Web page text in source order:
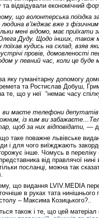
та відвідували економічний
що волонтерська поїздка
людина в’їжджає вже з
мені відомо, має приїхати
Дуду. Щодо інших, також
поїхав кудись на склад, взяв
провів, домовленості
у певний час, коли це буде
яку гуманітарну допомогу
та Ростислав Добуш,
те, що у неї “немає часу
маєте телефони
із ким ви
щоб за них відповідати, —
таке поважне львівське
і для чого виїжджають
інше. Чомусь в переліку
від правлячої нині
посланці, можна так
що видання LVIV.MEDIA
в руках тата нинішнього
– Максима Козицького?..
також і те, що цей